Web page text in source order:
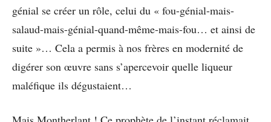
génial se créer un rôle, celui du « fou-génial-mais-
salaud-mais-génial-quand-même-mais-fou… et ainsi de
suite »… Cela a permis à nos frères en modernité de
digérer son œuvre sans s’apercevoir quelle liqueur
maléfique ils dégustaient…